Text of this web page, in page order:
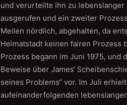
und verurteilte ihn zu lebenslanger
ausgerufen und ein zweiter
Meilen nördlich, abgehalten, da
Heimatstadt keinen fairen Prozess
Prozess begann im Juni 1975, und
Beweise über James‘
seines Problems“ vor. Im Juli
aufeinanderfolgenden